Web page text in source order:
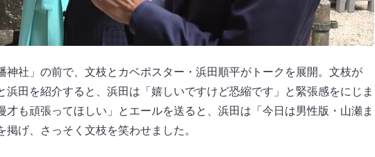
社」の前で、文枝とカベポスター・浜田順平がトークを展開。文枝が
浜田を紹介すると、浜田は「嬉しいですけど恐縮です」と緊張感をにじま
も頑張ってほしい」とエールを送ると、浜田は「今日は男性版・山瀬ま
げ、さっそく文枝を笑わせました。